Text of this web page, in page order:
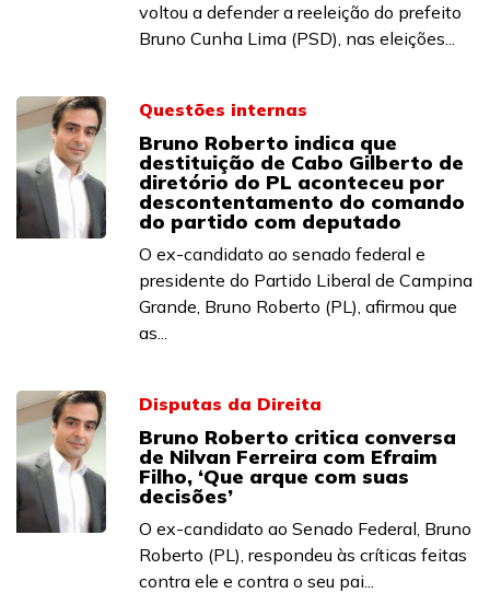
voltou a defender a reeleição do prefeito
Bruno Cunha Lima (PSD), nas eleições...
Questões internas
Bruno Roberto indica que
destituição de Cabo Gilberto de
diretório do PL aconteceu por
descontentamento do comando
do partido com deputado
O ex-candidato ao senado federal e
presidente do Partido Liberal de Campina
Grande, Bruno Roberto (PL), afirmou que
as...
Disputas da Direita
Bruno Roberto critica conversa
de Nilvan Ferreira com Efraim
Filho, ‘Que arque com suas
decisões’
O ex-candidato ao Senado Federal, Bruno
Roberto (PL), respondeu às críticas feitas
contra ele e contra o seu pai...